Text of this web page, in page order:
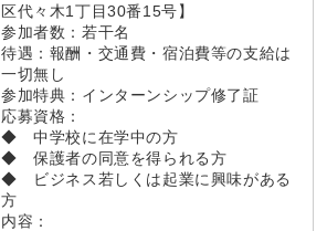
区代々木1丁目30番15号】
参加者数：若干名
待遇：報酬・交通費・宿泊費等の支給は
一切無し
参加特典：インターンシップ修了証
応募資格：
◆ 中学校に在学中の方
◆ 保護者の同意を得られる方
◆ ビジネス若しくは起業に興味がある
方
内容：